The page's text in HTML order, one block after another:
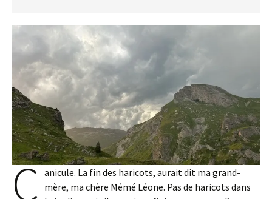
C anicule. La fin des haricots, aurait dit ma grand-
mère, ma chère Mémé Léone. Pas de haricots dans